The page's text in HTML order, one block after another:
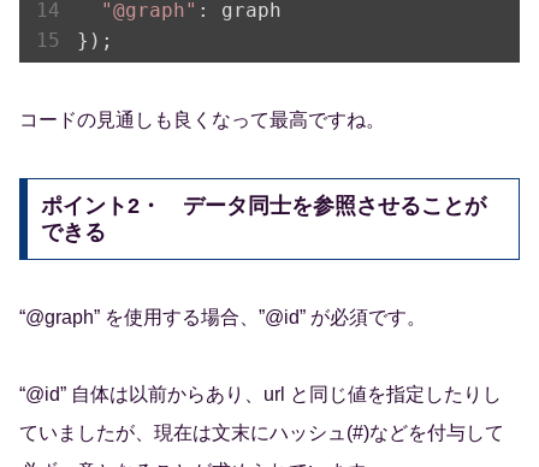
"@graph" : graph
コードの見通しも良くなって最高ですね。
ポイント2・ データ同士を参照させることが
できる
“@graph” を使用する場合、”@id” が必須です。
“@id” 自体は以前からあり、url と同じ値を指定したりし
ていましたが、現在は文末にハッシュ(#)などを付与して